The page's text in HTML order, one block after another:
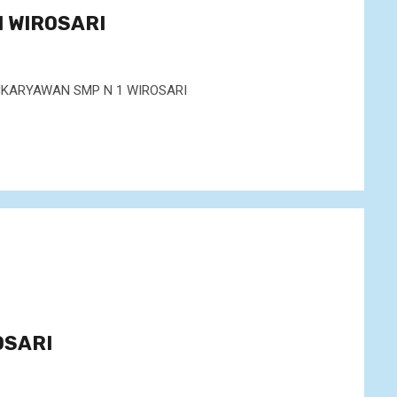
WIROSARI
SMP N 1 WIROSARI